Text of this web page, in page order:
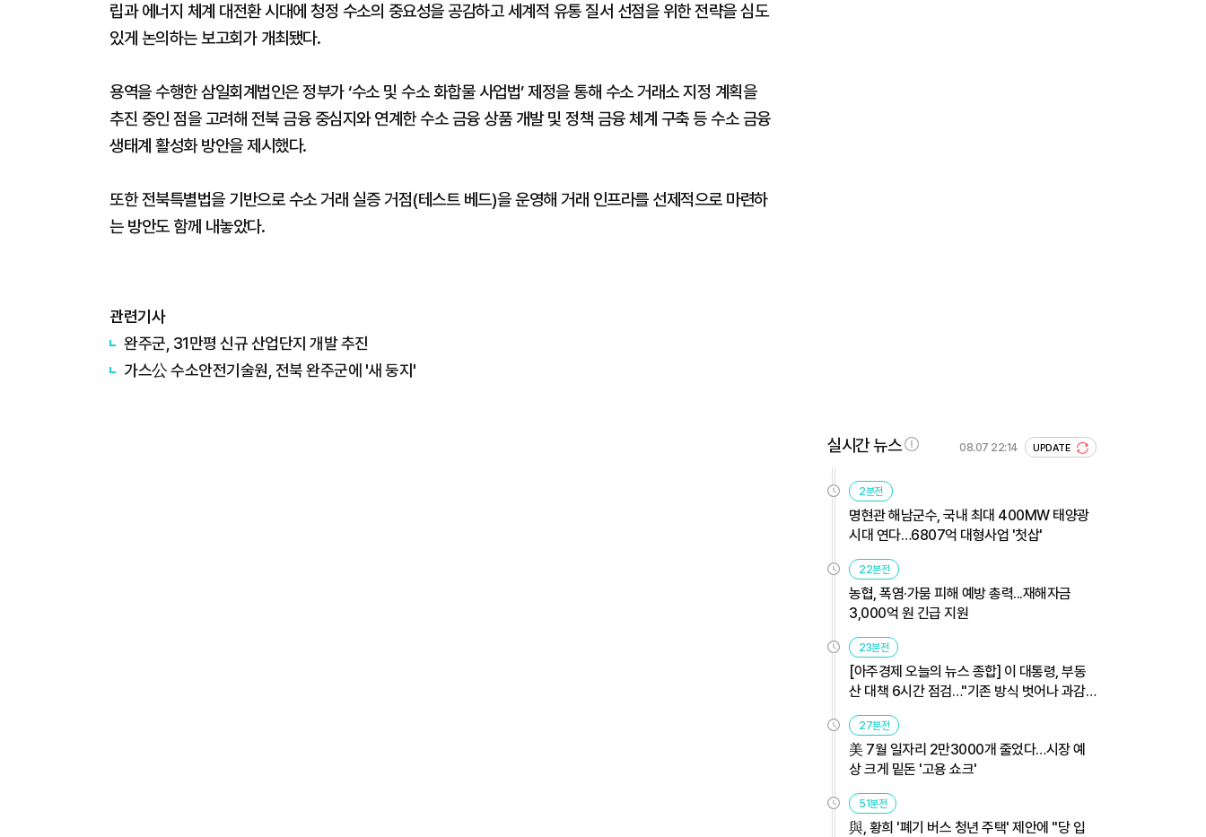
립과 에너지 체계 대전환 시대에 청정 수소의 중요성을 공감하고 세계적 유통 질서 선점을 위한 전략을 심도
있게 논의하는 보고회가 개최됐다.
용역을 수행한 삼일회계법인은 정부가 ‘수소 및 수소 화합물 사업법’ 제정을 통해 수소 거래소 지정 계획을
추진 중인 점을 고려해 전북 금융 중심지와 연계한 수소 금융 상품 개발 및 정책 금융 체계 구축 등 수소 금융
생태계 활성화 방안을 제시했다.
또한 전북특별법을 기반으로 수소 거래 실증 거점(테스트 베드)을 운영해 거래 인프라를 선제적으로 마련하
는 방안도 함께 내놓았다.
관련기사
완주군, 31만평 신규 산업단지 개발 추진
가스公 수소안전기술원, 전북 완주군에 '새 둥지'
실시간 뉴스 08.07 22:14 UPDATE
2분전
명현관 해남군수, 국내 최대 400MW 태양광
시대 연다…6807억 대형사업 '첫삽'
22분전
농협, 폭염·가뭄 피해 예방 총력...재해자금
3,000억 원 긴급 지원
23분전
[아주경제 오늘의 뉴스 종합] 이 대통령, 부동
산 대책 6시간 점검…"기존 방식 벗어나 과감
히 실행" 外
27분전
美 7월 일자리 2만3000개 줄었다…시장 예
상 크게 밑돈 '고용 쇼크'
51분전
與, 황희 '폐기 버스 청년 주택' 제안에 "당 입